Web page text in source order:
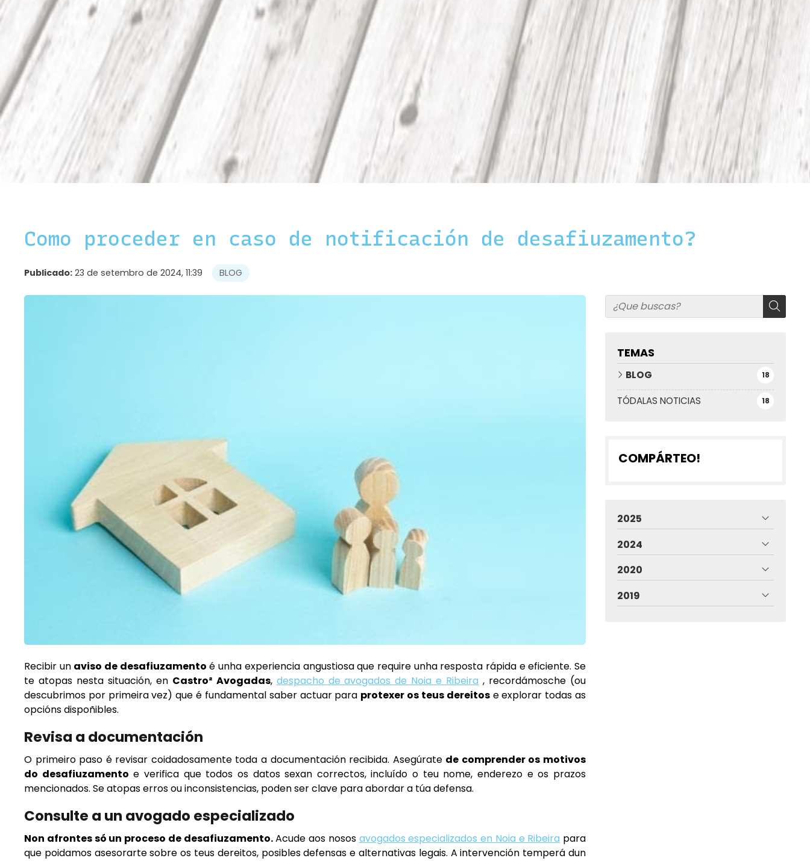
Como proceder en caso de notificación de desafiuzamento?
Publicado: 23 de setembro de 2024, 11:39 BLOG
TEMAS
TÓDALAS NOTICIAS 18
BLOG 18
Recibir un aviso de desafiuzamento é unha experiencia angustiosa que require unha resposta rápida e eficiente. Se
te atopas nesta situación, en Castro² Avogadas, despacho de avogados de Noia e Ribeira , recordámosche (ou
descubrimos por primeira vez) que é fundamental saber actuar para protexer os teus dereitose explorar todas as
opcións dispoñibles.
Revisa a documentación
O primeiro paso é revisar coidadosamente toda a documentación recibida. Asegúrate de comprender os motivos
do desafiuzamento e verifica que todos os datos sexan correctos, incluído o teu nome, enderezo e os prazos
mencionados. Se atopas erros ou inconsistencias, poden ser clave para abordar a túa defensa.
Consulte a un avogado especializado
Non afrontes só un proceso de desafiuzamento.Acude aos nosos avogados especializados en Noia e Ribeira para
que poidamos asesorarte sobre os teus dereitos, posibles defensas e alternativas legais. A intervención temperá dun
COMPÁRTEO!
2025
2024
2020
2019